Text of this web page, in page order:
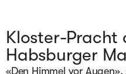
Kloster-Pracht
Habsburger
«Den Himmel vor Augen»,